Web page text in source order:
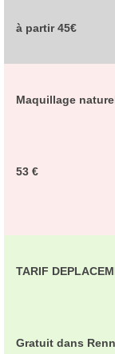
à partir 45€
Maquillage
53 €
TARIF
Gratuit dans